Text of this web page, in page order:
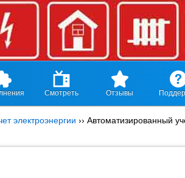
Смотреть Отзывы
электроэнергии ›› Автоматизированный